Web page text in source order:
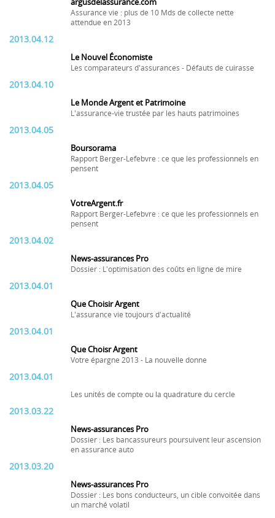
argusdelassurance.com
Assurance vie : plus de 10 Mds de collecte nette
attendue en 2013
2013.04.12
Le Nouvel Économiste
Les comparateurs d'assurances - Défauts de cuirasse
2013.04.10
Le Monde Argent et Patrimoine
L'assurance-vie trustée par les hauts patrimoines
2013.04.05
Boursorama
Rapport Berger-Lefebvre : ce que les professionnels en
pensent
2013.04.05
VotreArgent.fr
Rapport Berger-Lefebvre : ce que les professionnels en
pensent
2013.04.02
News-assurances Pro
Dossier : L'optimisation des coûts en ligne de mire
2013.04.01
Que Choisir Argent
L'assurance vie toujours d'actualité
2013.04.01
Que Choisr Argent
Votre épargne 2013 - La nouvelle donne
2013.04.01
Les unités de compte ou la quadrature du cercle
2013.03.22
News-assurances Pro
Dossier : Les bancassureurs poursuivent leur ascension
en assurance auto
2013.03.20
News-assurances Pro
Dossier : Les bons conducteurs, un cible convoitée dans
un marché volatil